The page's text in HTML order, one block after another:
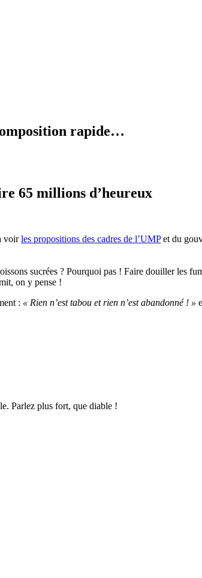
rapide…
65 millions d’heureux
voirles propositions des cadres de l’UMPet du
sucrées ? Pourquoi pas ! Faire douiller les
on y pense !
: « Rien n’est tabou et rien n’est abandonné ! »
Parlez plus fort, que diable !